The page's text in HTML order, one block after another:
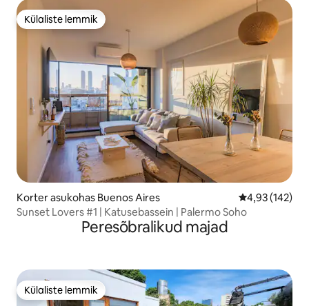
Külaliste lemmik
Külaliste lemmik
Korter asukohas Buenos Aires Keskmine
4,93 (142)
Sunset Lovers #1 | Katusebassein | Palermo Soho
Peresõbralikud majad
Külaliste lemmik
Külaliste lemmik